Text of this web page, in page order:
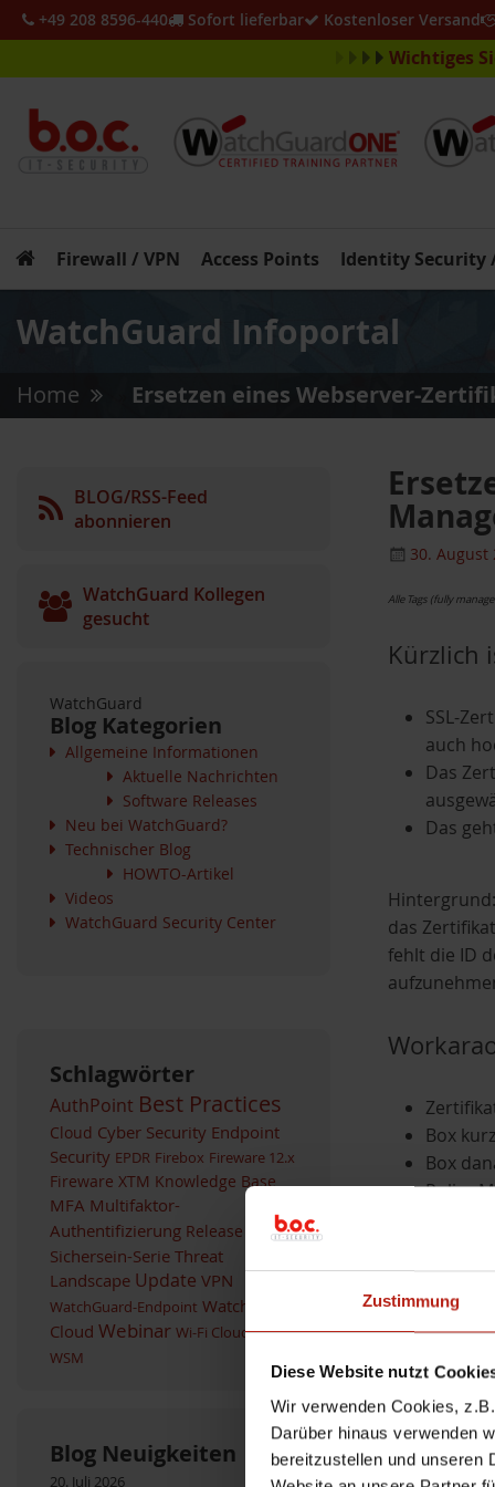
Zustimmung
Diese Website nutzt
Wir verwenden Cookies,
Darüber hinaus verwenden
bereitzustellen und unseren
Wichtiges
+49 208 8596-440 Sofort lieferbar Kostenloser Versand
Firewall / VPN Access Points Identity Security
WatchGuard Infoportal
Home Ersetzen eines Webserver-
30. August
Alle Tags (fully
Kürzlich
SSL-
auch
Das
Das
das
fehlt die ID
Box
Box
Policy
Was passiert
beim
beim
dabei
der
BLOG/RSS-Feed
abonnieren
WatchGuard Kollegen
gesucht
WatchGuard
Blog Kategorien
Allgemeine Informationen
Aktuelle Nachrichten
Software Releases
Neu bei WatchGuard?
Technischer Blog
HOWTO-Artikel
Videos
WatchGuard Security Center
Schlagwörter
AuthPoint Best Practices
Cloud Cyber Security Endpoint
Security EPDR Firebox Fireware 12.x
Fireware XTM Knowledge Base
MFA Multifaktor-
Authentifizierung Release
Sichersein-Serie Threat
Landscape Update VPN
WatchGuard-Endpoint WatchGuard
Cloud Webinar Wi-Fi Cloud WLAN
WSM
Blog Neuigkeiten
20. Juli 2026